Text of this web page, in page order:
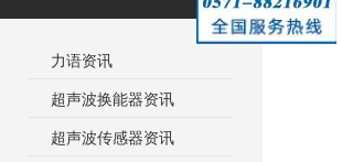
力语资讯
超声波换能器资讯
超声波传感器资讯